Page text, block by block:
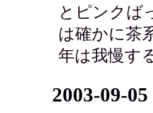
とピンクば
は確かに茶
年は我慢す
2003-09-